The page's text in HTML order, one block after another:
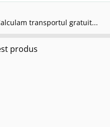
transportul gratuit...
produs